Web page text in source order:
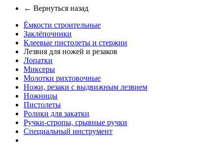
← Вернуться назад
Ёмкости строительные
Заклёпочники
Клеевые пистолеты и стержни
Лезвия для ножей и резаков
Лопатки
Миксеры
Молотки рихтовочные
Ножи, резаки с выдвижным лезвием
Ножницы
Пистолеты
Ролики для закатки
Ручки-стропы, срывные ручки
Специальный инструмент